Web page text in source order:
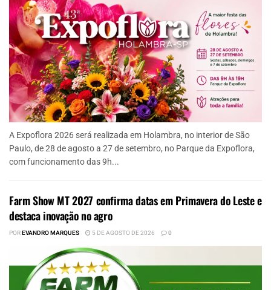
A Expoflora 2026 será realizada em Holambra, no interior de São
Paulo, de 28 de agosto a 27 de setembro, no Parque da Expoflora,
com funcionamento das 9h...
Farm Show MT 2027 confirma datas em Primavera do Leste e
destaca inovação no agro
POREVANDRO MARQUES 5 DE AGOSTO DE 2026 0